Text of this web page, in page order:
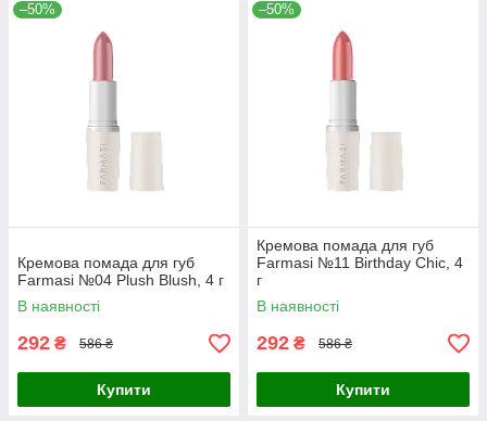
–50%
Кремова помада для губ
Farmasi №04 Plush Blush, 4 г
В наявності
292 ₴ 586 ₴
Купити
–50%
Кремова помада для губ
Farmasi №11 Birthday Chic, 4
г
В наявності
292 ₴ 586 ₴
Купити